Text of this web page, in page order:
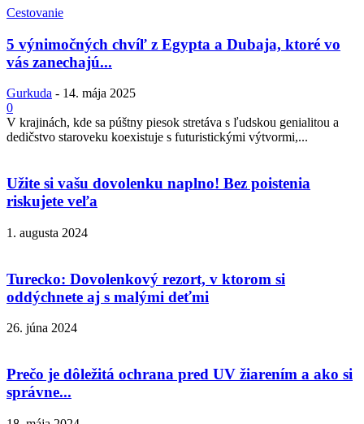
Cestovanie
5 výnimočných chvíľ z Egypta a Dubaja, ktoré vo
vás zanechajú...
Gurkuda - 14. mája 2025
0
V krajinách, kde sa púštny piesok stretáva s ľudskou genialitou a
dedičstvo staroveku koexistuje s futuristickými výtvormi,...
Užite si vašu dovolenku naplno! Bez poistenia
riskujete veľa
1. augusta 2024
Turecko: Dovolenkový rezort, v ktorom si
oddýchnete aj s malými deťmi
26. júna 2024
Prečo je dôležitá ochrana pred UV žiarením a ako si
správne...